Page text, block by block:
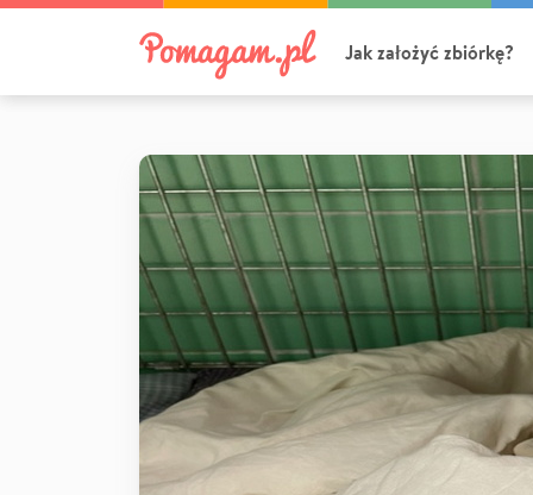
Jak założyć zbiórkę?